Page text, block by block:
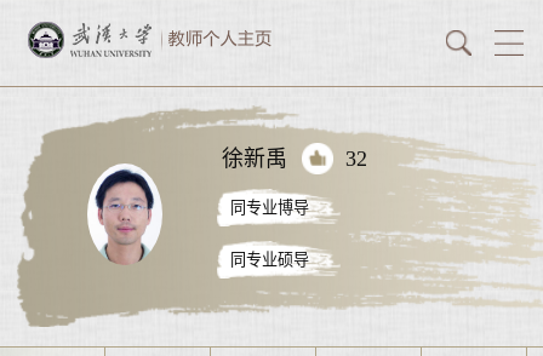
徐新禹 32
同专业博导
同专业硕导